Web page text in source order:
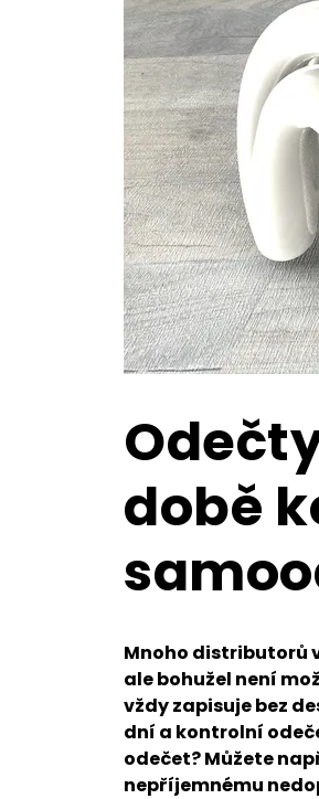
době
Mnoho distributorů
ale bohužel není
vždy zapisuje bez
dní a kontrolní
odečet? Můžete
nepříjemnému